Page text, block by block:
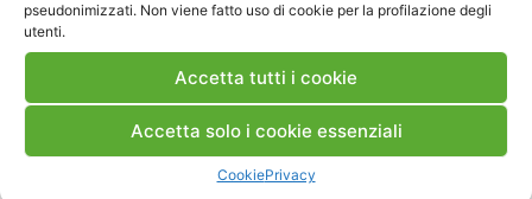
pseudonimizzati. Non viene fatto uso di cookie per la profilazione degli
utenti.
Accetta tutti i cookie
Accetta solo i cookie essenziali
CookiePrivacy
Il tema del nesso acqua-energia è stato declinato
in un’ottica di sistema valutando l’impronta idrica
della produzione elettrica nazionale, seguendo
l’approccio metodologicoLife Cycle
Assessmentdefinito nello standard ISO
14046:2014. Non si sono conteggiati solo i
consumi idrici ma si è focalizzata l’attenzione